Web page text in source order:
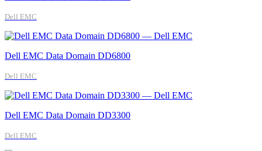
Dell EMC
Dell EMC Data Domain DD6800
Dell EMC
Dell EMC Data Domain DD3300
Dell EMC